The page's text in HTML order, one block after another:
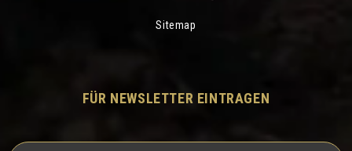
Sitemap
FÜR NEWSLETTER EINTRAGEN